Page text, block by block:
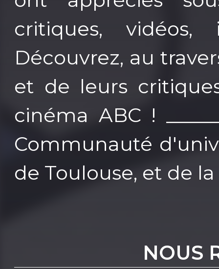
critiques, vidéos,
Découvrez, au
et de leurs
cinéma ABC !
Communauté
de Toulouse, et de
NOUS